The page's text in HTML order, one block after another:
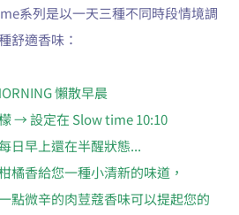
系列是以一天三種不同時段情境調
舒適香味：
懶散早晨
→ 設定在 Slow time 10:10
日早上還在半醒狀態...
橘香給您一種小清新的味道，
點微辛的肉荳蔻香味可以提起您的